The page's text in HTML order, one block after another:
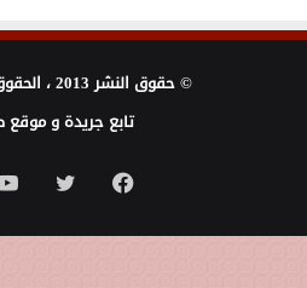
© حقوق النشر 2013 ، الحقوق محفوظة |
تابع جريدة و
فيسبوك تويتر